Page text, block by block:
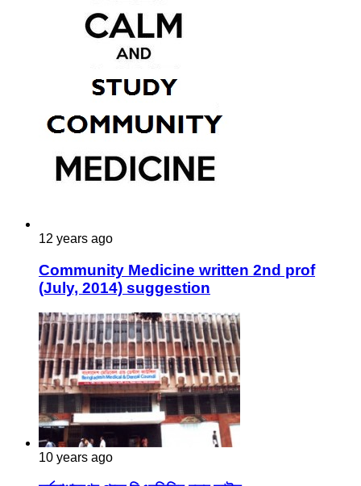
12 years ago
Community Medicine written 2nd prof
(July, 2014) suggestion
10 years ago